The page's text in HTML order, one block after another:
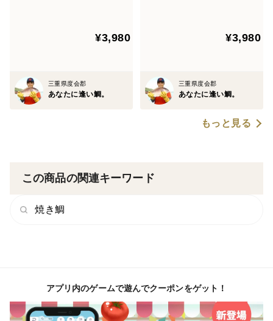
その際に上書き（寿・お礼・お歳暮など）も指定してい
入れいたします。
【賞味期限】
【サイズ】１キロ〜1.2キロ（捌き前のサイズになりま
す。）
¥3,980
三重県度会郡
あなたに逢い鯛。
¥3,980
三重県度会郡
あなたに逢い鯛。
もっと見る
この商品の関連キーワード
焼き鯛
アプリ内のゲームで遊んでクーポンをゲット！